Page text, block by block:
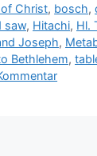
Christ, bosch,
saw, Hitachi, Hl.
Joseph,
Bethlehem,